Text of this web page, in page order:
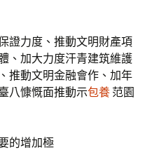
證力度、推動文明財產項
、加大力度汗青建筑維護
推動文明金融會作、加年
八慷慨面推動示包養 范園
的增加極